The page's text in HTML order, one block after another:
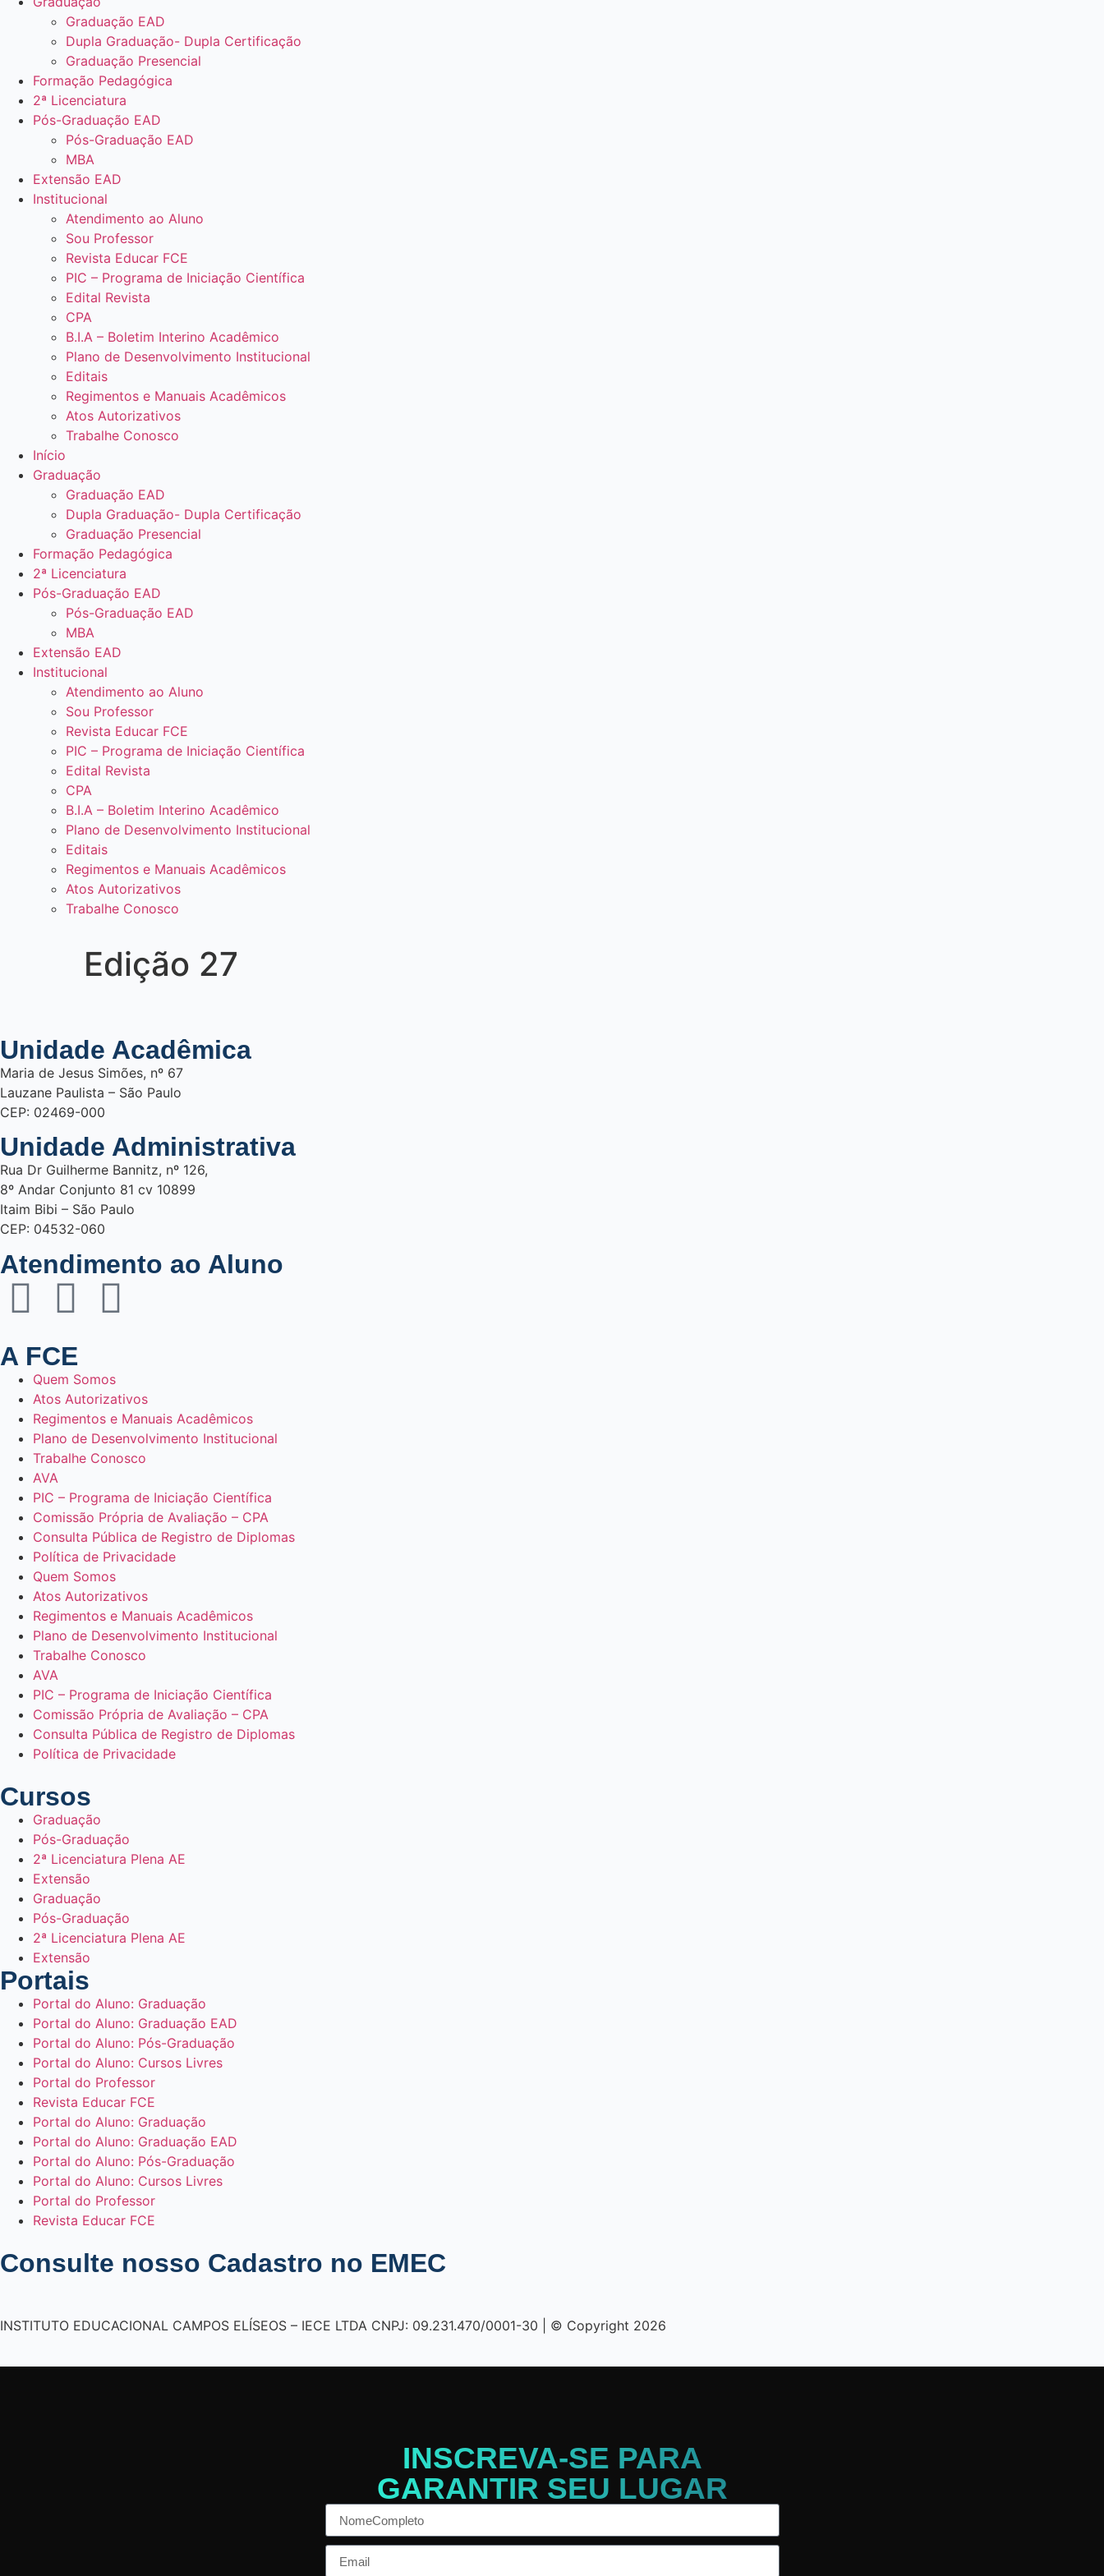
Graduação EAD
Dupla Graduação- Dupla Certificação
Graduação Presencial
Formação Pedagógica
2ª Licenciatura
Pós-Graduação EAD
Pós-Graduação EAD
MBA
Extensão EAD
Institucional
Atendimento ao Aluno
Sou Professor
Revista Educar FCE
PIC – Programa de Iniciação Científica
Edital Revista
CPA
B.I.A – Boletim Interino Acadêmico
Plano de Desenvolvimento Institucional
Editais
Regimentos e Manuais Acadêmicos
Atos Autorizativos
Trabalhe Conosco
Início
Graduação
Graduação EAD
Dupla Graduação- Dupla Certificação
Graduação Presencial
Formação Pedagógica
2ª Licenciatura
Pós-Graduação EAD
Pós-Graduação EAD
MBA
Extensão EAD
Institucional
Atendimento ao Aluno
Sou Professor
Revista Educar FCE
PIC – Programa de Iniciação Científica
Edital Revista
CPA
B.I.A – Boletim Interino Acadêmico
Plano de Desenvolvimento Institucional
Editais
Regimentos e Manuais Acadêmicos
Atos Autorizativos
Trabalhe Conosco
Edição 27
Unidade Acadêmica
Maria de Jesus Simões, nº 67
Lauzane Paulista – São Paulo
CEP: 02469-000
Unidade Administrativa
Rua Dr Guilherme Bannitz, nº 126,
8º Andar Conjunto 81 cv 10899
Itaim Bibi – São Paulo
CEP: 04532-060
Atendimento ao Aluno
A FCE
Quem Somos
Atos Autorizativos
Regimentos e Manuais Acadêmicos
Plano de Desenvolvimento Institucional
Trabalhe Conosco
AVA
PIC – Programa de Iniciação Científica
Comissão Própria de Avaliação – CPA
Consulta Pública de Registro de Diplomas
Política de Privacidade
Quem Somos
Atos Autorizativos
Regimentos e Manuais Acadêmicos
Plano de Desenvolvimento Institucional
Trabalhe Conosco
AVA
PIC – Programa de Iniciação Científica
Comissão Própria de Avaliação – CPA
Consulta Pública de Registro de Diplomas
Política de Privacidade
Cursos
Graduação
Pós-Graduação
2ª Licenciatura Plena AE
Extensão
Graduação
Pós-Graduação
2ª Licenciatura Plena AE
Extensão
Portais
Portal do Aluno: Graduação
Portal do Aluno: Graduação EAD
Portal do Aluno: Pós-Graduação
Portal do Aluno: Cursos Livres
Portal do Professor
Revista Educar FCE
Portal do Aluno: Graduação
Portal do Aluno: Graduação EAD
Portal do Aluno: Pós-Graduação
Portal do Aluno: Cursos Livres
Portal do Professor
Revista Educar FCE
Consulte nosso Cadastro no EMEC
INSTITUTO EDUCACIONAL CAMPOS ELÍSEOS – IECE LTDA CNPJ: 09.231.470/0001-30 | © Copyright 2026
INSCREVA-SE PARA
GARANTIR SEU LUGAR